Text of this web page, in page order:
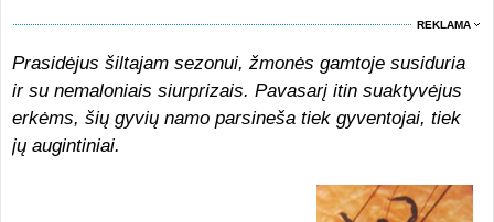
REKLAMA
Prasidėjus šiltajam sezonui, žmonės gamtoje susiduria
ir su nemaloniais siurprizais. Pavasarį itin suaktyvėjus
erkėms, šių gyvių namo parsineša tiek gyventojai, tiek
jų augintiniai.